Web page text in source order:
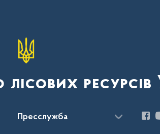
ресурсів
Пресслужба